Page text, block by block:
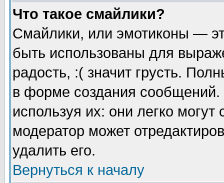
Что такое смайлики?
Смайлики, или эмотиконы —
быть использованы для
радость, :( значит грусть.
в форме создания сообщений.
используя их: они легко
модератор может
удалить его.
Вернуться к началу